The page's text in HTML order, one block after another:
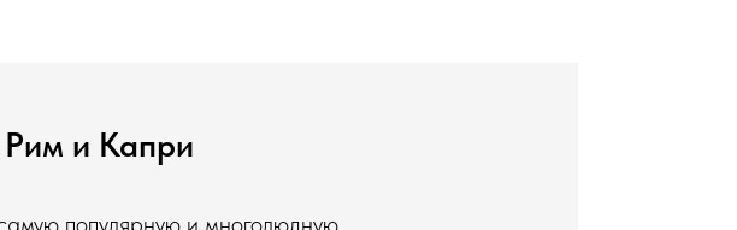
и Капри
популярную и многолюдную